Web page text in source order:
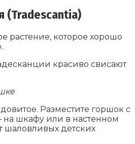
(Tradescantia)
растение, которое хорошо
красиво свисают
Разместите горшок с
шкафу или в настенном
шаловливых детских